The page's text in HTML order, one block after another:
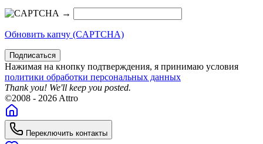
→
Обновить капчу (CAPTCHA)
Подписаться
Нажимая на кнопку подтверждения, я принимаю условия
политики обработки персональных данных
Thank you! We'll keep you posted.
©2008 - 2026 Attro
Переключить контакты